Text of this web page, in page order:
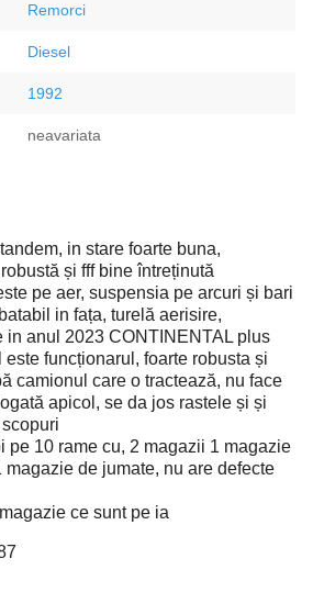
Remorci
Diesel
1992
neavariata
in stare foarte buna,
și fff bine întreținută
pe aer, suspensia pe arcuri și bari
in fața, turelă aerisire,
in anul 2023 CONTINENTAL plus
este funcționarul, foarte robusta și
camionul care o tractează, nu face
apicol, se da jos rastele și și
pe 10 rame cu, 2 magazii 1 magazie
de jumate, nu are defecte
ce sunt pe ia